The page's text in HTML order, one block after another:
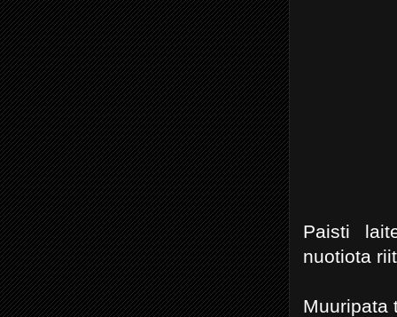
Paisti
nuotiota
Muuripata